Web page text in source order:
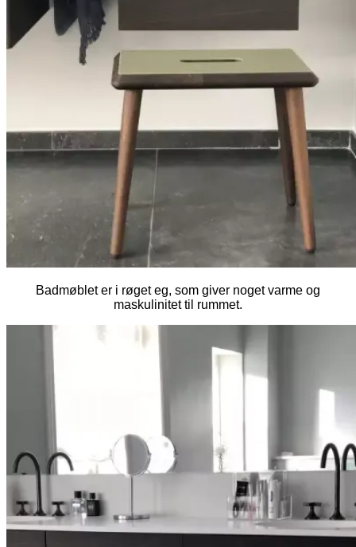
Badmøblet er i røget eg, som giver noget varme og
maskulinitet til rummet.